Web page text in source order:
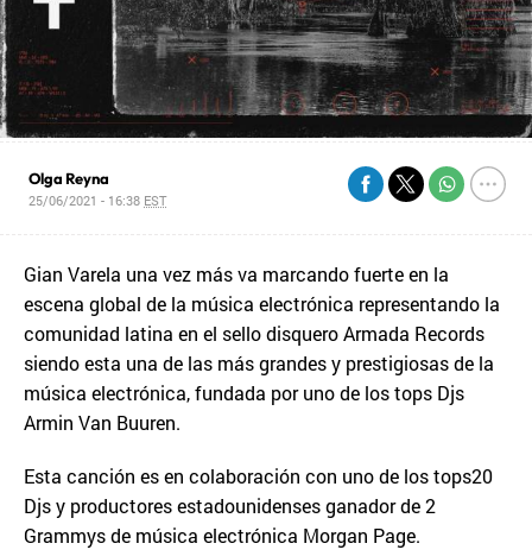
Olga Reyna
25/06/2021 - 16:38 EST
Gian Varela una vez más va marcando fuerte en la
escena global de la música electrónica representando la
comunidad latina en el sello disquero Armada Records
siendo esta una de las más grandes y prestigiosas de la
música electrónica, fundada por uno de los tops Djs
Armin Van Buuren.
Esta canción es en colaboración con uno de los tops20
Djs y productores estadounidenses ganador de 2
Grammys de música electrónica Morgan Page.